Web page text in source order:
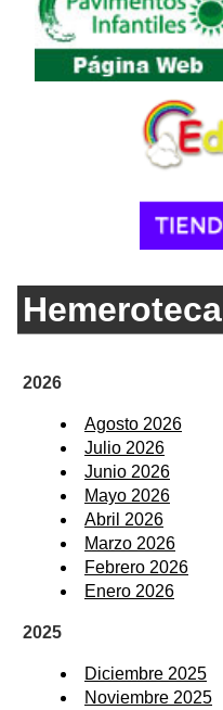
Hemeroteca
2026
Agosto 2026
Julio 2026
Junio 2026
Mayo 2026
Abril 2026
Marzo 2026
Febrero 2026
Enero 2026
2025
Diciembre 2025
Noviembre 2025